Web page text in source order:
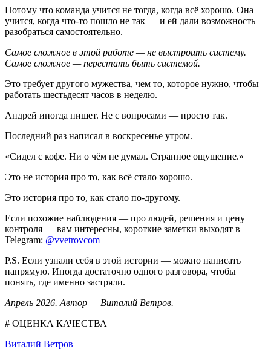
Потому что команда учится не тогда, когда всё хорошо. Она
учится, когда что-то пошло не так — и ей дали возможность
разобраться самостоятельно.
Самое сложное в этой работе — не выстроить систему.
Самое сложное — перестать быть системой.
Это требует другого мужества, чем то, которое нужно, чтобы
работать шестьдесят часов в неделю.
Андрей иногда пишет. Не с вопросами — просто так.
Последний раз написал в воскресенье утром.
«Сидел с кофе. Ни о чём не думал. Странное ощущение.»
Это не история про то, как всё стало хорошо.
Это история про то, как стало по-другому.
Если похожие наблюдения — про людей, решения и цену
контроля — вам интересны, короткие заметки выходят в
Telegram: @vvetrovcom
P.S. Если узнали себя в этой истории — можно написать
напрямую. Иногда достаточно одного разговора, чтобы
понять, где именно застряли.
Апрель 2026. Автор — Виталий Ветров.
# ОЦЕНКА КАЧЕСТВА
Виталий Ветров